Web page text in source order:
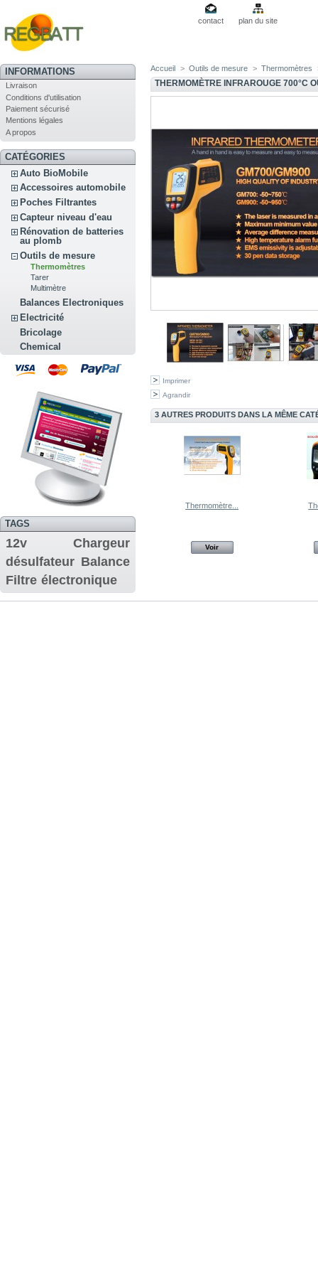
contact plan du site
INFORMATIONS
Livraison
Conditions d'utilisation
Paiement sécurisé
Mentions légales
A propos
CATÉGORIES
Auto BioMobile
Accessoires automobile
Poches Filtrantes
Capteur niveau d'eau
Rénovation de batteries
au plomb
Outils de mesure
Thermomètres
Tarer
Multimètre
Balances Electroniques
Electricité
Bricolage
Chemical
TAGS
12v
Chargeur
désulfateur Balance
Filtre électronique
Accueil > Outils de mesure > Thermomètres
THERMOMÈTRE INFRAROUGE 700°C
Imprimer
Agrandir
3 AUTRES PRODUITS DANS LA MÊME
Thermomètre...
Voir